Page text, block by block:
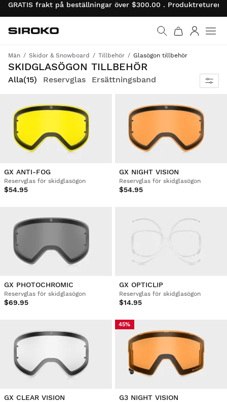
GRATIS frakt på beställningar över $300.00 . Produktreturer
Gå till startsidan
Siroko.com
Män Skidor & Snowboard Tillbehör Glasögon tillbehör
SKIDGLASÖGON TILLBEHÖR
Alla(15) Reservglas Ersättningsband
GX ANTI-FOG
Reservglas för skidglasögon
$54.95
GX NIGHT VISION
Reservglas för skidglasögon
$54.95
GX PHOTOCHROMIC
Reservglas för skidglasögon
$69.95
GX OPTICLIP
Reservglas för skidglasögon
$14.95
GX CLEAR VISION
45%
G3 NIGHT VISION